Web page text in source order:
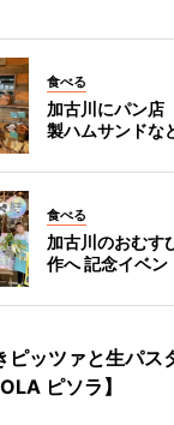
食べる
加古川にパン店
製ハムサンドな
食べる
加古川のおむす
作へ 記念イベ
ピッツァと生パス
ピソラ】